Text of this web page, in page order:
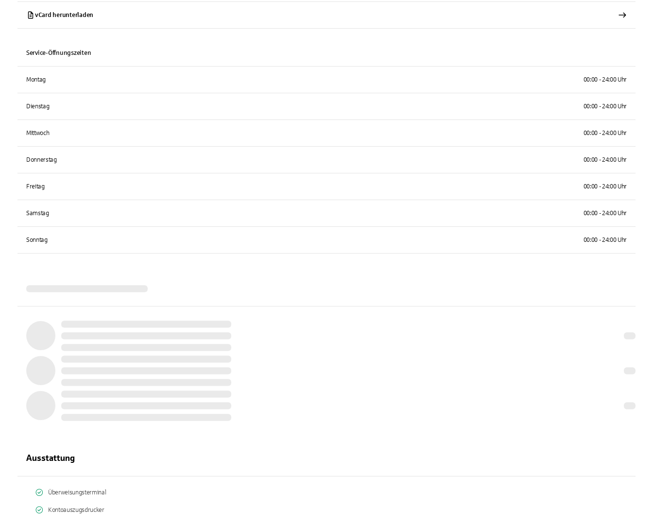
vCard herunterladen
Service-Öffnungszeiten
Montag 00:00 - 24:00 Uhr
Dienstag 00:00 - 24:00 Uhr
Mittwoch 00:00 - 24:00 Uhr
Donnerstag 00:00 - 24:00 Uhr
Freitag 00:00 - 24:00 Uhr
Samstag 00:00 - 24:00 Uhr
Sonntag 00:00 - 24:00 Uhr
Ausstattung
Überweisungsterminal
Kontoauszugsdrucker